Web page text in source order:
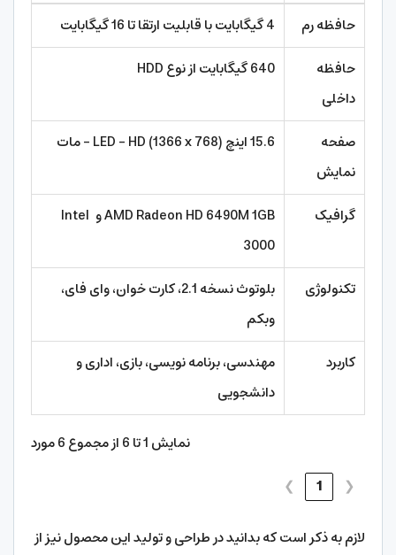
حافظه رم
4 گیگابایت با قابلیت ارتقا تا 16 گیگابایت
حافظه
داخلی
640 گیگابایت از نوع HDD
صفحه
نمایش
15.6 اینچ LED - HD (1366 x 768) - مات
گرافیک
AMD Radeon HD 6490M 1GB و Intel
3000
تکنولوژی
بلوتوث نسخه 2.1، کارت خوان، وای فای،
وبکم
کاربرد
مهندسی، برنامه نویسی، بازی، اداری و
دانشجویی
نمایش 1 تا 6 از مجموع 6 مورد
❮
1
❯
لازم به ذکر است که بدانید در طراحی و تولید این محصول نیز از